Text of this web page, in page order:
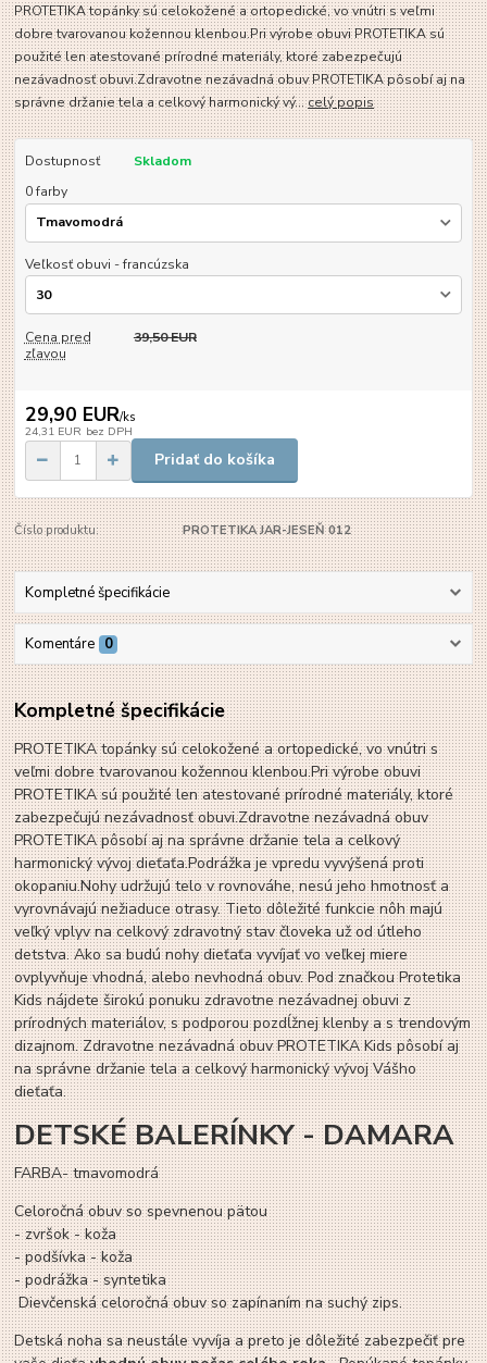
PROTETIKA topánky sú celokožené a ortopedické, vo vnútri s veľmi
dobre tvarovanou kožennou klenbou.Pri výrobe obuvi PROTETIKA sú
použité len atestované prírodné materiály, ktoré zabezpečujú
nezávadnosť obuvi.Zdravotne nezávadná obuv PROTETIKA pôsobí aj na
správne držanie tela a celkový harmonický vý...celý popis
Dostupnosť
Skladom
0 farby
Veľkosť obuvi - francúzska
Cena pred
zľavou
39,50 EUR
29,90 EUR/ks
24,31 EUR bez DPH
Pridať do košíka
Číslo produktu: PROTETIKA JAR-JESEŇ 012
Kompletné špecifikácie
Komentáre 0
Kompletné špecifikácie
PROTETIKA topánky sú celokožené a ortopedické, vo vnútri s
veľmi dobre tvarovanou kožennou klenbou.Pri výrobe obuvi
PROTETIKA sú použité len atestované prírodné materiály, ktoré
zabezpečujú nezávadnosť obuvi.Zdravotne nezávadná obuv
PROTETIKA pôsobí aj na správne držanie tela a celkový
harmonický vývoj dieťaťa.Podrážka je vpredu vyvýšená proti
okopaniu.Nohy udržujú telo v rovnováhe, nesú jeho hmotnosť a
vyrovnávajú nežiaduce otrasy. Tieto dôležité funkcie nôh majú
veľký vplyv na celkový zdravotný stav človeka už od útleho
detstva. Ako sa budú nohy dieťaťa vyvíjať vo veľkej miere
ovplyvňuje vhodná, alebo nevhodná obuv. Pod značkou Protetika
Kids nájdete širokú ponuku zdravotne nezávadnej obuvi z
prírodných materiálov, s podporou pozdĺžnej klenby a s trendovým
dizajnom. Zdravotne nezávadná obuv PROTETIKA Kids pôsobí aj
na správne držanie tela a celkový harmonický vývoj Vášho
dieťaťa.
DETSKÉ BALERÍNKY - DAMARA
FARBA- tmavomodrá
Celoročná obuv so spevnenou pätou
- zvršok - koža
- podšívka - koža
- podrážka - syntetika
Dievčenská celoročná obuv so zapínaním na suchý zips.
Detská noha sa neustále vyvíja a preto je dôležité zabezpečiť pre